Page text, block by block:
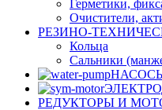
Герметики,
Очистители,
РЕЗИНО-
Кольца
Сальники
РЕДУКТОРЫ И